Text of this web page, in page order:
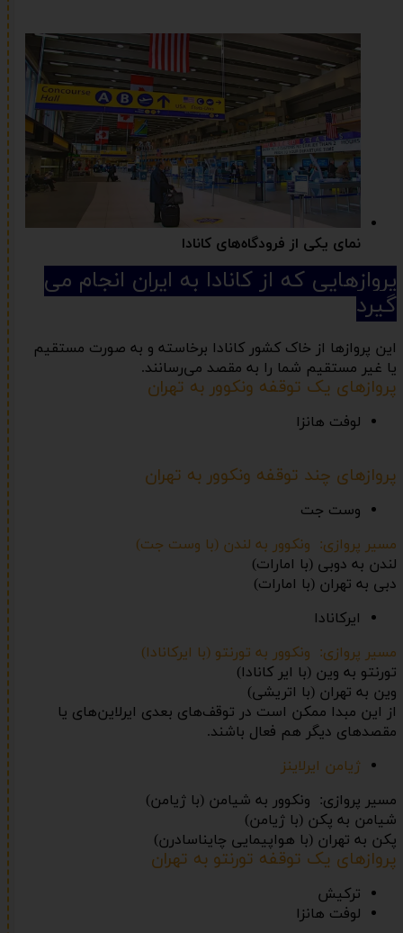
نمای یکی از فرودگاه‌های کانادا
پروازهایی که از کانادا به ایران انجام می
گیرد
این پروازها از خاک کشور کانادا برخاسته و به صورت مستقیم
یا غیر مستقیم شما را به مقصد می‌رسانند.
پروازهای یک توقفه ونکوور به تهران
لوفت هانزا
پروازهای چند توقفه ونکوور به تهران
وست جت
مسیر پروازی: ونکوور به لندن (با وست جت)
لندن به دوبی (با امارات)
دبی به تهران (با امارات)
ایرکانادا
مسیر پروازی: ونکوور به تورنتو (با ایرکانادا)
تورنتو به وین (با ایر کانادا)
وین به تهران (با اتریشی)
از این مبدا ممکن است در توقف‌های بعدی ایرلاین‌های یا
مقصدهای دیگر هم فعال باشند.
ژیامن ایرلاینز
مسیر پروازی: ونکوور به شیامن (با ژیامن)
شیامن به پکن (با ژیامن)
پکن به تهران (با هواپیمایی چایناسادرن)
پروازهای یک توقفه تورنتو به تهران
ترکیش
لوفت هانزا